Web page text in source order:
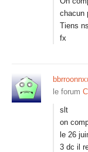
chacun
Tiens
fx
le forum
slt
on
le 26
3 dc il